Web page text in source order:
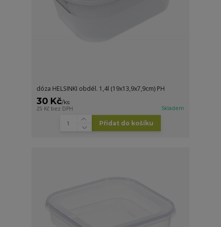
dóza HELSINKI obdél. 1,4l (19x13,9x7,9cm) PH
30 Kč/ks
25 Kč bez DPH Skladem
Přidat do košíku